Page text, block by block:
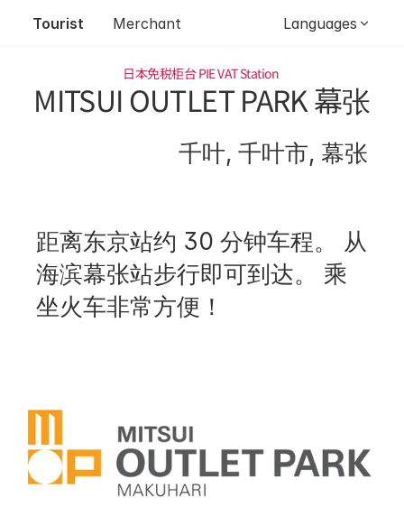
Tourist Merchant Languages
日本免税柜台 PIE VAT Station
MITSUI OUTLET PARK 幕张
千叶, 千叶市, 幕张
距离东京站约 30 分钟车程。 从
海滨幕张站步行即可到达。 乘
坐火车非常方便！